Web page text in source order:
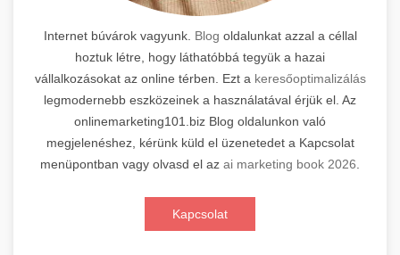
Internet búvárok vagyunk. Blog oldalunkat azzal a céllal
hoztuk létre, hogy láthatóbbá tegyük a hazai
vállalkozásokat az online térben. Ezt a keresőoptimalizálás
legmodernebb eszközeinek a használatával érjük el. Az
onlinemarketing101.biz Blog oldalunkon való
megjelenéshez, kérünk küld el üzenetedet a Kapcsolat
menüpontban vagy olvasd el az ai marketing book 2026
Kapcsolat